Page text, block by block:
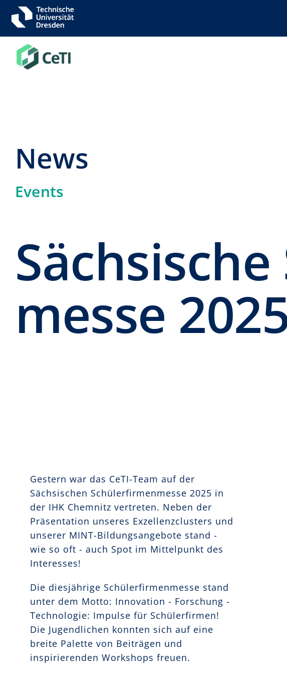
Zum
Inhalt
springen
News
Events
messe
Gestern war das CeTI-Team auf der
Sächsischen Schülerfirmenmesse 2025 in
der IHK Chemnitz vertreten. Neben der
Präsentation unseres Exzellenzclusters und
unserer MINT-Bildungsangebote stand -
wie so oft - auch Spot im Mittelpunkt des
Interesses!
Die diesjährige Schülerfirmenmesse stand
unter dem Motto: Innovation - Forschung -
Technologie: Impulse für Schülerfirmen!
Die Jugendlichen konnten sich auf eine
breite Palette von Beiträgen und
inspirierenden Workshops freuen.